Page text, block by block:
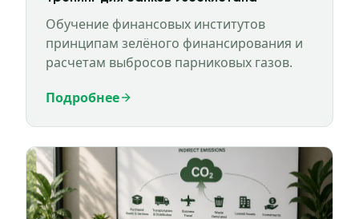
Обучение финансовых институтов
принципам зелёного финансирования и
расчетам выбросов парниковых газов.
Подробнее